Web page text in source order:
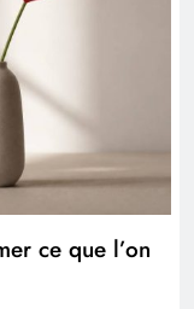
ce que l’on